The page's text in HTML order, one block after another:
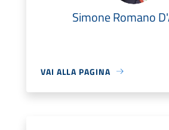
Simone Romano
VAI ALLA PAGINA